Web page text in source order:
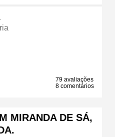
79 avaliações
8 comentários
MIRANDA DE SÁ,